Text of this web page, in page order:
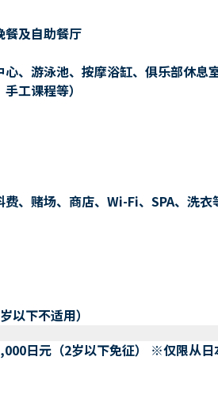
餐及自助餐厅
、游泳池、按摩浴缸、俱乐部休息
工课程等）
、赌场、商店、Wi-Fi、SPA、洗衣
以下不适用）
日元（2岁以下免征） ※仅限从日